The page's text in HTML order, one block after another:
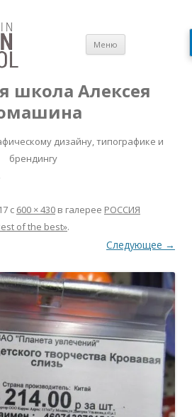
школа Алексея
дизайну, типографике и
брендингу
Меню
содержимому
с 600 × 430 в галерее РОССИЯ
of the best».
Следующее →